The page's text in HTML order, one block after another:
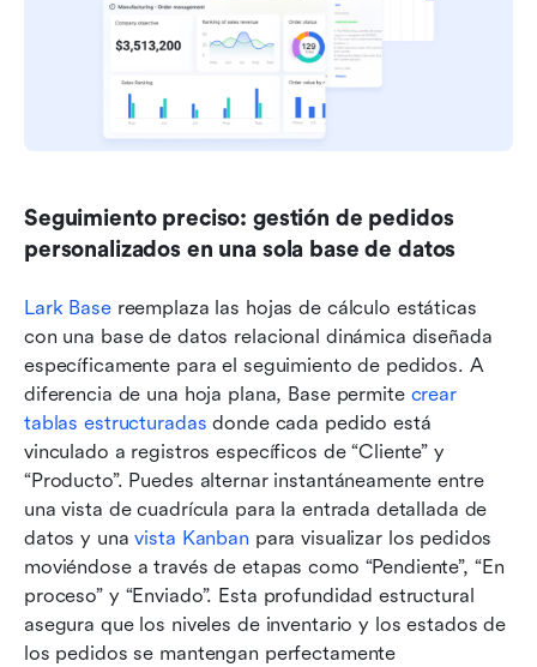
Seguimiento preciso: gestión de pedidos
personalizados en una sola base de datos
Lark Base reemplaza las hojas de cálculo estáticas
con una base de datos relacional dinámica diseñada
específicamente para el seguimiento de pedidos. A
diferencia de una hoja plana, Base permite crear
tablas estructuradas donde cada pedido está
vinculado a registros específicos de “Cliente” y
“Producto”. Puedes alternar instantáneamente entre
una vista de cuadrícula para la entrada detallada de
datos y una vista Kanban para visualizar los pedidos
moviéndose a través de etapas como “Pendiente”, “En
proceso” y “Enviado”. Esta profundidad estructural
asegura que los niveles de inventario y los estados de
los pedidos se mantengan perfectamente